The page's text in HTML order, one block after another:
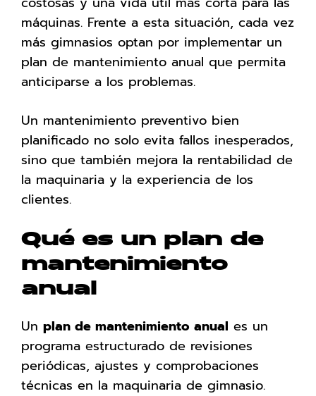
máquinas. Frente a esta situación, cada vez
más gimnasios optan por implementar un
plan de mantenimiento anual que permita
anticiparse a los problemas.
Un mantenimiento preventivo bien
planificado no solo evita fallos inesperados,
sino que también mejora la rentabilidad de
la maquinaria y la experiencia de los
clientes.
Qué es un plan de
mantenimiento
anual
Un plan de mantenimiento anual es un
programa estructurado de revisiones
periódicas, ajustes y comprobaciones
técnicas en la maquinaria de gimnasio.